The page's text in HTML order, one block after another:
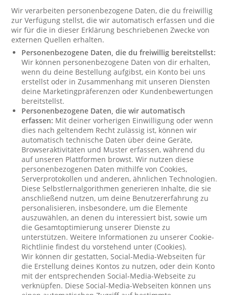
Wir verarbeiten personenbezogene Daten, die du freiwillig
zur Verfügung stellst, die wir automatisch erfassen und die
wir für die in dieser Erklärung beschriebenen Zwecke von
externen Quellen erhalten.
Personenbezogene Daten, die du freiwillig bereitstellst:
Wir können personenbezogene Daten von dir erhalten,
wenn du deine Bestellung aufgibst, ein Konto bei uns
erstellst oder in Zusammenhang mit unseren Diensten
deine Marketingpräferenzen oder Kundenbewertungen
bereitstellst.
Personenbezogene Daten, die wir automatisch
erfassen: Mit deiner vorherigen Einwilligung oder wenn
dies nach geltendem Recht zulässig ist, können wir
automatisch technische Daten über deine Geräte,
Browseraktivitäten und Muster erfassen, während du
auf unseren Plattformen browst. Wir nutzen diese
personenbezogenen Daten mithilfe von Cookies,
Serverprotokollen und anderen, ähnlichen Technologien.
Diese Selbstlernalgorithmen generieren Inhalte, die sie
anschließend nutzen, um deine Benutzererfahrung zu
personalisieren, insbesondere, um die Elemente
auszuwählen, an denen du interessiert bist, sowie um
die Gesamtoptimierung unserer Dienste zu
unterstützen. Weitere Informationen zu unserer Cookie-
Richtlinie findest du vorstehend unter (Cookies).
Wir können dir gestatten, Social-Media-Webseiten für
die Erstellung deines Kontos zu nutzen, oder dein Konto
mit der entsprechenden Social-Media-Webseite zu
verknüpfen. Diese Social-Media-Webseiten können uns